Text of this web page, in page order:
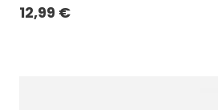
12,99 €